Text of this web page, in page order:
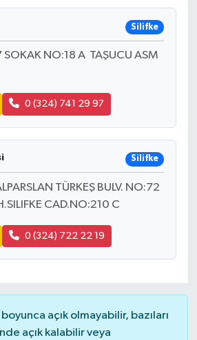
Silifke
SOKAK NO:18 A TAŞUCU ASM
0 (324) 741 29 97
Silifke
TÜRKEŞ BULV. NO:72
CAD.NO:210 C
0 (324) 722 22 19
açık olmayabilir, bazıları
açık kalabilir veya